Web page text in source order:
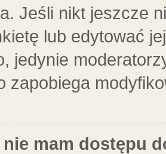
Jeśli nikt jeszcze
lub edytować
jedynie
zapobiega
mam dostępu